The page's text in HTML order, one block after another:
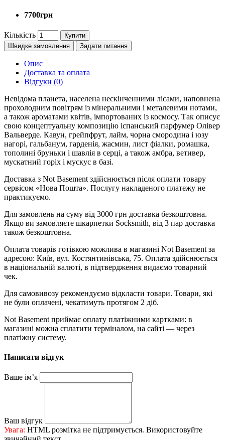
7700грн
Кількість
Купити
Швидке замовлення
Задати питання
Опис
Доставка та оплата
Відгуки (0)
Невідома планета, населена нескінченними лісами, наповнена
прохолодним повітрям із мінеральними і металевими нотами,
а також ароматами квітів, імпортованих із космосу. Так описує
свою концептуальну композицію іспанський парфумер Олівер
Вальверде. Кавун, грейпфрут, лайм, чорна смородина і юзу
нагорі, гальбанум, гарденія, жасмин, лист фіалки, ромашка,
тополині бруньки і шавлія в серці, а також амбра, ветивер,
мускатний горіх і мускус в базі.
Доставка з Not Basement здійснюється після оплати товару
сервісом «Нова Пошта». Послугу накладеного платежу не
практикуємо.
Для замовлень на суму від 3000 грн доставка безкоштовна.
Якщо ви замовляєте шкарпетки Socksmith, від 3 пар доставка
також безкоштовна.
Оплата товарів готівкою можлива в магазині Not Basement за
адресою: Київ, вул. Костянтинівська, 75. Оплата здійснюється
в національній валюті, в підтвердження видаємо товарний
чек.
Для самовивозу рекомендуємо відкласти товари. Товари, які
не були оплачені, чекатимуть протягом 2 діб.
Not Basement приймає оплату платіжними картками: в
магазині можна сплатити терміналом, на сайті — через
платіжну систему.
Написати відгук
Ваше ім’я
Ваш відгук
Увага: HTML розмітка не підтримується. Використовуйте